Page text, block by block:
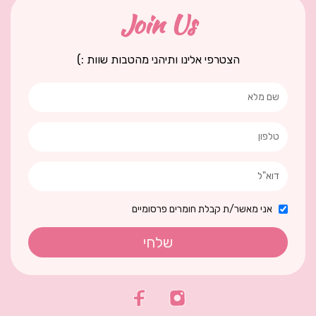
Join Us
הצטרפי אלינו ותיהני מהטבות שוות :)
אני מאשר/ת קבלת חומרים פרסומיים
שלחי